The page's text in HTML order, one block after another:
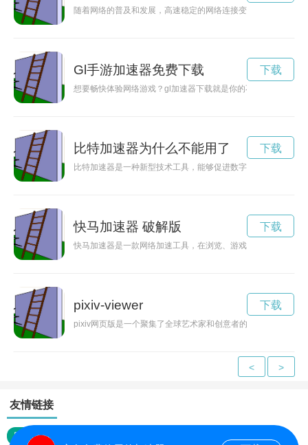
随着网络的普及和发展，高速稳定的网络连接变得尤为重要。
Gl手游加速器免费下载
想要畅快体验网络游戏？gl加速器下载就是你的不二选择！通
下载
比特加速器为什么不能用了
比特加速器是一种新型技术工具，能够促进数字化世界的发展
下载
快马加速器 破解版
快马加速器是一款网络加速工具，在浏览、游戏、看视频等各
下载
pixiv-viewer
pixiv网页版是一个聚集了全球艺术家和创意者的社区平台，让
下载
< >
友情链接
网站地图